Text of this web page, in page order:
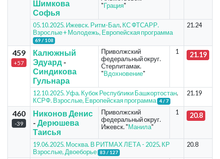
Шимкова
Софья
"Грация"
05.10.2025. Ижевск. Ритм-Бал. КС ФТСАРР.
Взрослые + Молодежь, Европейская программа
69 / 108
21.24
459
+57
Калюжный
Эдуард-
Синдикова
Гульнара
Приволжский
федеральный округ.
Стерлитамак.
"Вдохновение"
1 21.19
12.10.2025. Уфа. Кубок Республики Башкортостан.
КСРФ. Взрослые, Европейская программа 4 / 7
21.19
460
-39
Никонов Денис
- Дерюшева
Таисья
Приволжский
федеральный округ.
Ижевск. "Манила"
1 20.8
19.06.2025. Москва. В РИТМАХ ЛЕТА - 2025. КР
Взрослые, Двоеборье 83 / 127
20.8